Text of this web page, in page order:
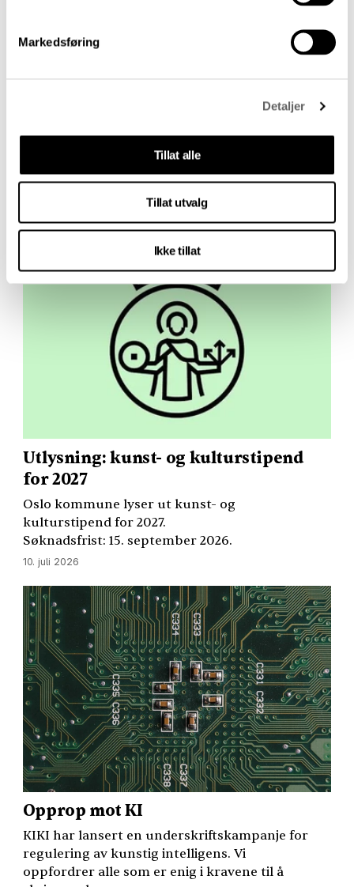
Markedsføring
Detaljer
Tillat alle
Tillat utvalg
Ikke tillat
Arbeidsstipend og diversestipend fra Statens
kunstnerstipend og diversestipend fra Norsk
kritikerlag kan søkes innen 1. september kl.
13.00.
(OBS! Merk ny søknadsfrist)
Utlysning: kunst- og kulturstipend
for 2027
Oslo kommune lyser ut kunst- og
kulturstipend for 2027.
Søknadsfrist: 15. september 2026.
10. juli 2026
Opprop mot KI
KIKI har lansert en underskriftskampanje for
regulering av kunstig intelligens. Vi
oppfordrer alle som er enig i kravene til å